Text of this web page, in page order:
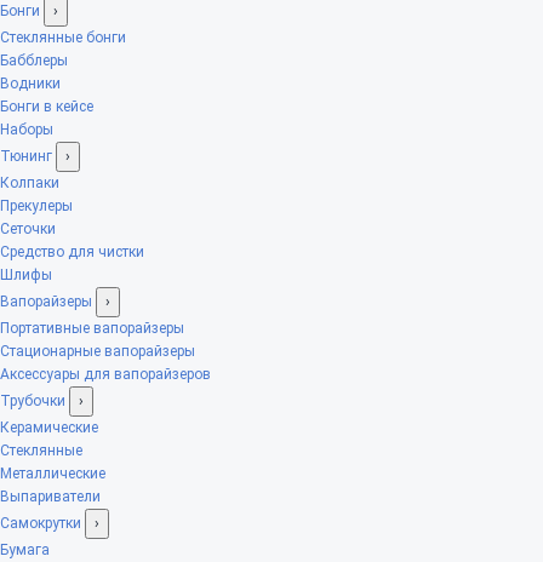
Бонги
›
Стеклянные бонги
Бабблеры
Водники
Бонги в кейсе
Наборы
Тюнинг
›
Колпаки
Прекулеры
Сеточки
Средство для чистки
Шлифы
Вапорайзеры
›
Портативные вапорайзеры
Стационарные вапорайзеры
Аксессуары для вапорайзеров
Трубочки
›
Керамические
Стеклянные
Металлические
Выпариватели
Самокрутки
›
Бумага